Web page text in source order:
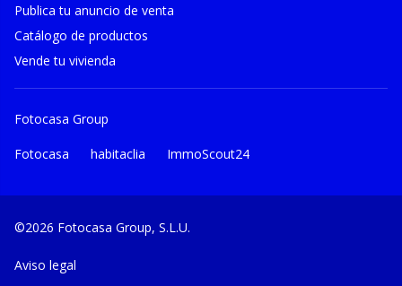
Publica tu anuncio de venta
Catálogo de productos
Vende tu vivienda
Fotocasa Group
Fotocasa habitaclia ImmoScout24
©2026 Fotocasa Group, S.L.U.
Aviso legal